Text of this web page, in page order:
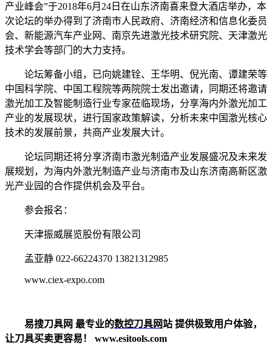
产业峰会”于2018年6月24日在山东济南喜来登大酒店举办，本
次论坛的举办得到了济南市人民政府、济南经济和信息化委员
会、新能源汽车产业网、南京先进激光技术研究院、天津激光
技术学会等部门的大力支持。
论坛筹备小组，已向姚建铨、王华明、倪光南、谭建荣等
中国科学院、中国工程院等两院院士发出邀请，同期还将邀请
激光加工及智能制造行业专家莅临现场，分享海内外激光加工
产业的发展现状，进行国家政策解读，分析未来中国激光核心
技术的发展前景，共商产业发展大计。
论坛同期还将分享济南市激光制造产业发展盛况及未来发
展规划，为海内外激光制造产业与济南市及山东济南高新区激
光产业园的合作提供机会及平台。
参会报名：
天津振威展览股份有限公司
孟亚静 022-66224370 13821312985
www.ciex-expo.com
易搜刀具网 最专业的数控刀具网站 提供极致用户体验，
让刀具买卖更容易！ www.esitools.com